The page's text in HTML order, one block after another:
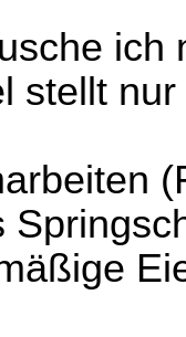
ich
stellt